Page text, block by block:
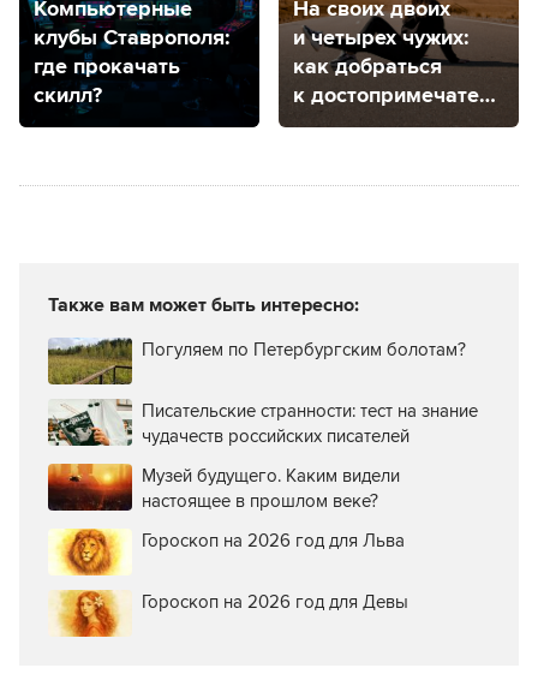
Компьютерные
клубы Ставрополя:
где прокачать
скилл?
На своих двоих
и четырех чужих:
как добраться
к
КМВ
Также вам может быть интересно:
Погуляем по Петербургским болотам?
Писательские странности: тест на знание
чудачеств российских писателей
Музей будущего. Каким видели
настоящее в прошлом веке?
Гороскоп на 2026 год для Льва
Гороскоп на 2026 год для Девы